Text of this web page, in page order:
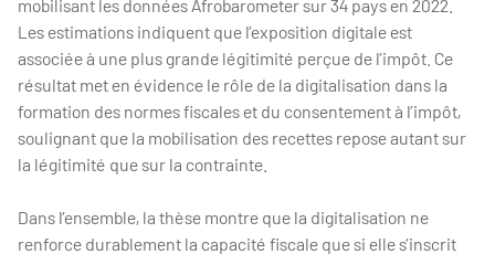
mobilisant les données Afrobarometer sur 34 pays en 2022.
Les estimations indiquent que l’exposition digitale est
associée à une plus grande légitimité perçue de l’impôt. Ce
résultat met en évidence le rôle de la digitalisation dans la
formation des normes fiscales et du consentement à l’impôt,
soulignant que la mobilisation des recettes repose autant sur
la légitimité que sur la contrainte.
Dans l’ensemble, la thèse montre que la digitalisation ne
renforce durablement la capacité fiscale que si elle s’inscrit